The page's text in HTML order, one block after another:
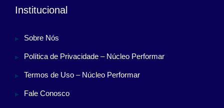
Institucional
Sobre Nós
Política de Privacidade – Núcleo Performar
Termos de Uso – Núcleo Performar
Fale Conosco